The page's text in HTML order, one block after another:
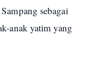
sebagai
anak yatim yang